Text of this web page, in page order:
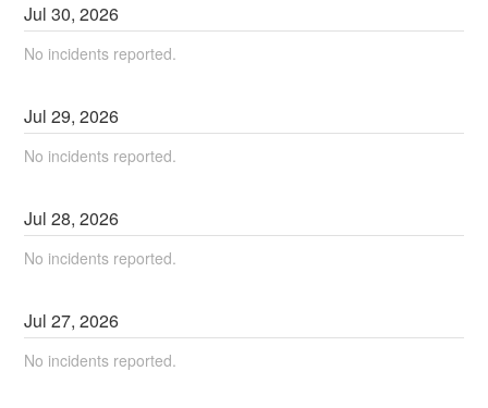
Jul30,2026
No incidents reported.
Jul29,2026
No incidents reported.
Jul28,2026
No incidents reported.
Jul27,2026
No incidents reported.